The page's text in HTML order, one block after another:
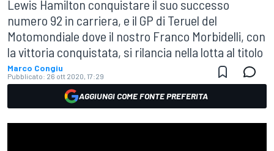
Lewis Hamilton conquistare il suo successo
numero 92 in carriera, e il GP di Teruel del
Motomondiale dove il nostro Franco Morbidelli, con
la vittoria conquistata, si rilancia nella lotta al titolo
Marco Congiu
Pubblicato: 26 ott 2020, 17:29
AGGIUNGI COME FONTE PREFERITA